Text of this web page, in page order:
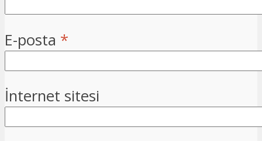
E-posta *
İnternet sitesi